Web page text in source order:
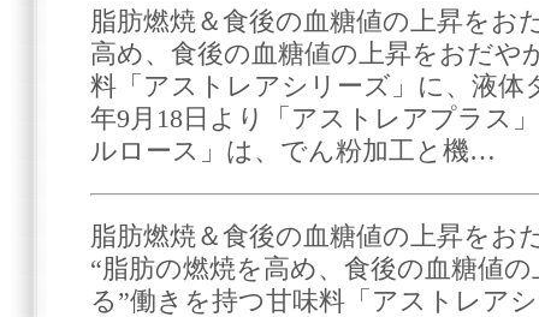
脂肪燃焼＆食後の血糖値の上昇をお
高め、食後の血糖値の上昇をおだや
料「アストレアシリーズ」に、液体
年9月18日より「アストレアプラス
ルロース」は、でん粉加工と機…
脂肪燃焼＆食後の血糖値の上昇をお
“脂肪の燃焼を高め、食後の血糖値
る”働きを持つ甘味料「アストレア